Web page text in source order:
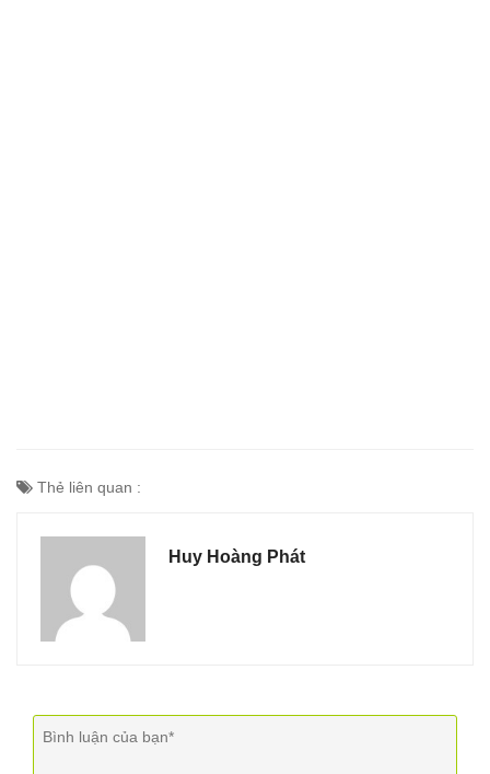
Thẻ liên quan :
Huy Hoàng Phát